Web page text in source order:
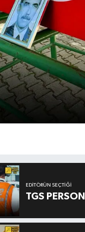
EDITÖRÜN SEÇTIĞI
TGS